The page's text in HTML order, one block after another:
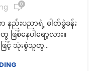
0
းပညာရဲ့ ဓါတ်ခွဲခန်း
စ်နေပါရော့လား။
ြင့် သုံးစွဲသူတွ...